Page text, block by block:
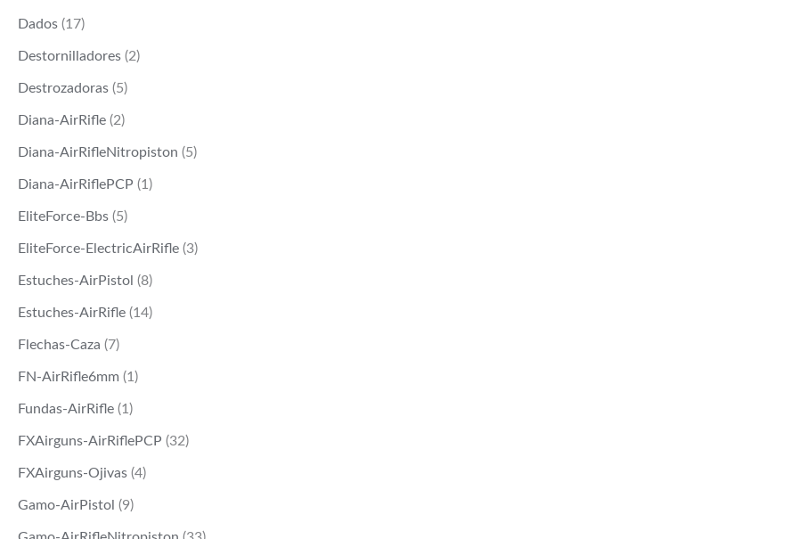
Dados (17)
Destornilladores (2)
Destrozadoras (5)
Diana-AirRifle (2)
Diana-AirRifleNitropiston (5)
Diana-AirRiflePCP (1)
EliteForce-Bbs (5)
EliteForce-ElectricAirRifle (3)
Estuches-AirPistol (8)
Estuches-AirRifle (14)
Flechas-Caza (7)
FN-AirRifle6mm (1)
Fundas-AirRifle (1)
FXAirguns-AirRiflePCP (32)
FXAirguns-Ojivas (4)
Gamo-AirPistol (9)